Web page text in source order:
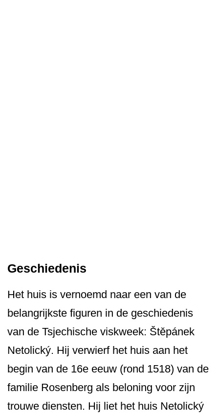
Geschiedenis
Het huis is vernoemd naar een van de
belangrijkste figuren in de geschiedenis
van de Tsjechische viskweek: Štěpánek
Netolický. Hij verwierf het huis aan het
begin van de 16e eeuw (rond 1518) van de
familie Rosenberg als beloning voor zijn
trouwe diensten. Hij liet het huis Netolický